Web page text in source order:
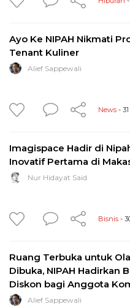
Ayo Ke NIPAH Nikmati
Tenant Kuliner
Alief Sappewali
News -
Imagispace Hadir di
Inovatif Pertama di
Nur Hidayat Said
Bisnis -
Ruang Terbuka untuk
Dibuka, NIPAH Hadirkan
Diskon bagi Anggota
Alief Sappewali